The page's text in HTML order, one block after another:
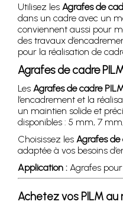
Utilisez les Agrafes de
dans un cadre avec un
conviennent aussi pour
des travaux
pour la réalisation de
Agrafes de cadre
Les Agrafes de cadre
l’encadrement et la
un maintien solide et
disponibles : 5 mm, 7
Choisissez les Agrafes de
adaptée à vos besoins
Application : Agrafes
Achetez vos PILM au